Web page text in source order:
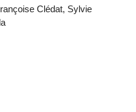
Clédat, Sylvie